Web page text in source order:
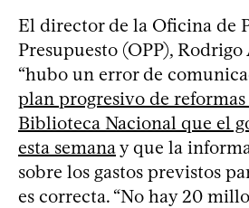
El director de la Oficina de
Presupuesto (OPP),
“hubo un error de
plan progresivo de
Biblioteca Nacional que el
esta semanay que la
sobre los gastos previstos
es correcta. “No hay 20